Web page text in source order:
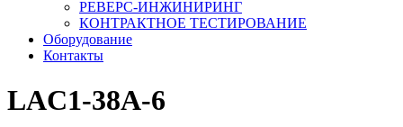
РЕВЕРС-ИНЖИНИРИНГ
КОНТРАКТНОЕ ТЕСТИРОВАНИЕ
Оборудование
Контакты
LAC1-38A-6